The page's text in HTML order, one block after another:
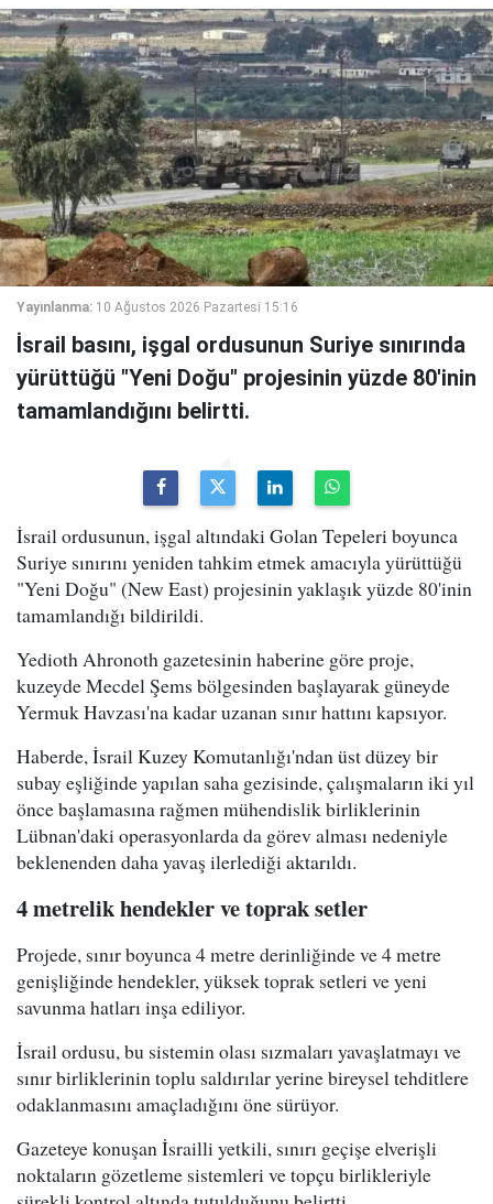
Yayınlanma: 10 Ağustos 2026 Pazartesi 15:16
İsrail basını, işgal ordusunun Suriye sınırında
yürüttüğü "Yeni Doğu" projesinin yüzde 80'inin
tamamlandığını belirtti.
İsrail ordusunun, işgal altındaki Golan Tepeleri boyunca
Suriye sınırını yeniden tahkim etmek amacıyla yürüttüğü
"Yeni Doğu" (New East) projesinin yaklaşık yüzde 80'inin
tamamlandığı bildirildi.
Yedioth Ahronoth gazetesinin haberine göre proje,
kuzeyde Mecdel Şems bölgesinden başlayarak güneyde
Yermuk Havzası'na kadar uzanan sınır hattını kapsıyor.
Haberde, İsrail Kuzey Komutanlığı'ndan üst düzey bir
subay eşliğinde yapılan saha gezisinde, çalışmaların iki yıl
önce başlamasına rağmen mühendislik birliklerinin
Lübnan'daki operasyonlarda da görev alması nedeniyle
beklenenden daha yavaş ilerlediği aktarıldı.
4 metrelik hendekler ve toprak setler
Projede, sınır boyunca 4 metre derinliğinde ve 4 metre
genişliğinde hendekler, yüksek toprak setleri ve yeni
savunma hatları inşa ediliyor.
İsrail ordusu, bu sistemin olası sızmaları yavaşlatmayı ve
sınır birliklerinin toplu saldırılar yerine bireysel tehditlere
odaklanmasını amaçladığını öne sürüyor.
Gazeteye konuşan İsrailli yetkili, sınırı geçişe elverişli
noktaların gözetleme sistemleri ve topçu birlikleriyle